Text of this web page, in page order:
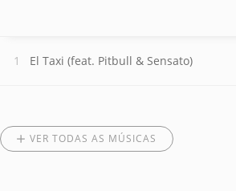
El Taxi (feat. Pitbull & Sensato)
VER TODAS AS MÚSICAS